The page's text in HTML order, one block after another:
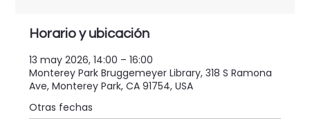
Horario y ubicación
13 may 2026, 14:00 – 16:00
Monterey Park Bruggemeyer Library, 318 S Ramona
Ave, Monterey Park, CA 91754, USA
Otras fechas